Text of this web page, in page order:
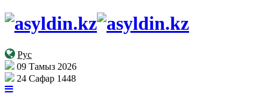
Рус
09 Тамыз 2026
24 Сафар 1448